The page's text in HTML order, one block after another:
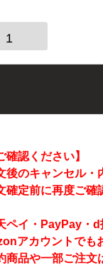
確認ください】
後のキャンセル・
確定前に再度ご確
ペイ・PayPay・d
アカウントでも
商品や一部ご注